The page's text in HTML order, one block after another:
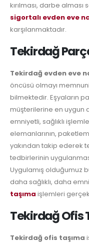
kırılması, darbe
sigortalı evden eve
karşılanmaktadır.
Tekirdağ
Tekirdağ evden eve
öncüsü olmayı
bilmektedir. Eşyaların
müşterilerine en uygun
emniyetli, sağlıklı
elemanlarının,
yakından takip ederek
tedbirlerinin
Uygulamış olduğumuz
daha sağlıklı, daha
taşıma işlemleri
Tekirdağ Ofis
Tekirdağ ofis taşıma